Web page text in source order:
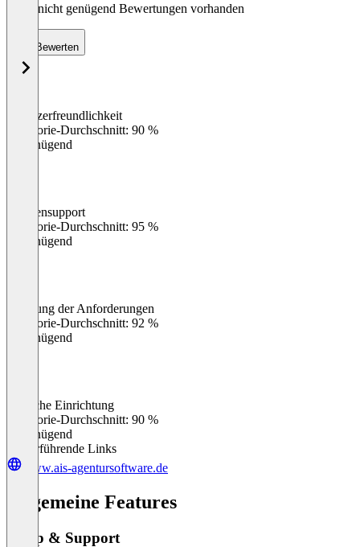
Noch nicht genügend Bewertungen vorhanden
Bewerten
Benutzerfreundlichkeit
Kategorie-Durchschnitt: 90 %
Ungenügend
Kundensupport
Kategorie-Durchschnitt: 95 %
Ungenügend
Erfüllung der Anforderungen
Kategorie-Durchschnitt: 92 %
Ungenügend
Einfache Einrichtung
Kategorie-Durchschnitt: 90 %
Ungenügend
Weiterführende Links
www.ais-agentursoftware.de
Allgemeine Features
Setup & Support